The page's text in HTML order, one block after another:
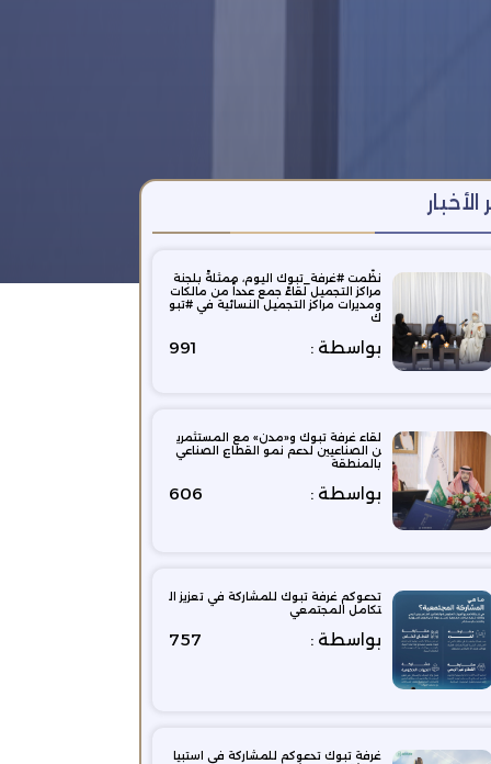
الأخبار
نظّمت ⁧‫#غرفة_تبوك‬⁩ اليوم، ممثلةً بلجنة
مراكز التجميل لقاءً جمع عدداً من مالكات
ومديرات مراكز التجميل النسائية في ⁧‫#تبو
ك‬⁩
بواسطة : 991
لقاء غرفة تبوك و«مدن» مع المستثمري
ن الصناعيين لدعم نمو القطاع الصناعي
بالمنطقة
بواسطة : 606
تدعوكم غرفة تبوك للمشاركة في تعزيز ال
تكامل المجتمعي
بواسطة : 757
غرفة تبوك‬ تدعوكم ‫للمشاركة في استبيا